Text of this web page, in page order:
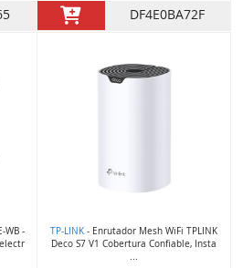
DF4E0BA72F
WB -
TP-LINK- Enrutador Mesh WiFi TPLINK
Deco S7 V1 Cobertura Confiable, Insta
...